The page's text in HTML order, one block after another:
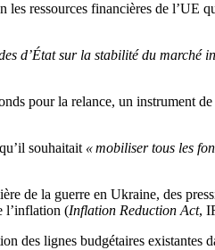
ressources financières de l’UE
d’État sur la stabilité du marché
pour la relance, un instrument
souhaitait « mobiliser tous les
de la guerre en Ukraine, des
l’inflation (Inflation Reduction Act,
des lignes budgétaires